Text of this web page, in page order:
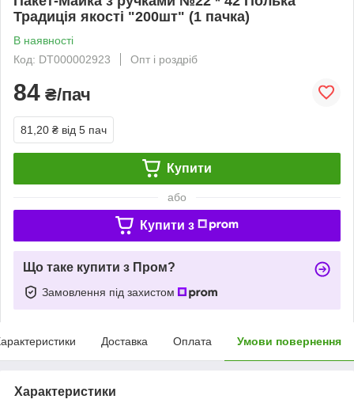
Традиція якості "200шт" (1 пачка)
В наявності
Код: DT000002923
Опт і роздріб
84 ₴/пач
81,20 ₴ від 5 пач
Купити
або
Купити з
Що таке купити з Пром?
Замовлення під захистом
Доставка Оплата Умови повернення
Характеристики